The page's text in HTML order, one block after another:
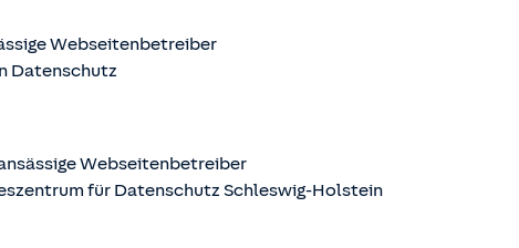
Webseitenbetreiber
Datenschutz
Webseitenbetreiber
für Datenschutz Schleswig-Holstein